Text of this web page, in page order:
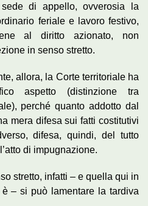
di appello, ovverosia la
feriale e lavoro festivo,
al diritto azionato, non
in senso stretto.
allora, la Corte territoriale ha
aspetto (distinzione tra
perché quanto addotto dal
mera difesa sui fatti costitutivi
difesa, quindi, del tutto
di impugnazione.
stretto, infatti – e quella qui in
– si può lamentare la tardiva